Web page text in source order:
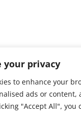
your privacy
to enhance your
ads or content,
"Accept All", you